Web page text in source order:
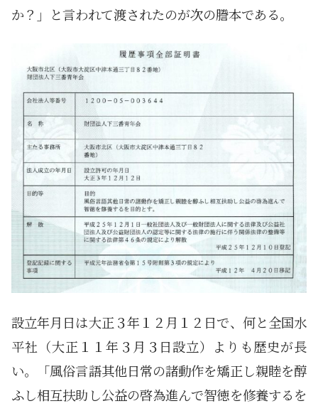
か？」と言われて渡されたのが次の謄本である。
設立年月日は大正３年１２月１２日で、何と全国水
平社（大正１１年３月３日設立）よりも歴史が長
い。「風俗言語其他日常の諸動作を矯正し親睦を醇
ふし相互扶助し公益の啓為進んで智徳を修養するを